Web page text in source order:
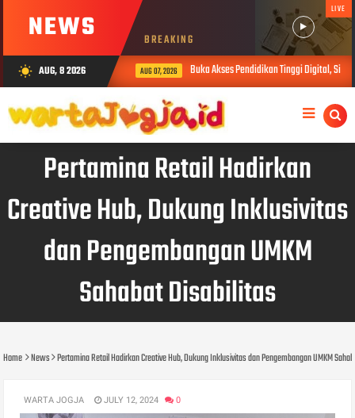
NEWS BREAKING
LIVE
wb_sunny AUG, 8 2026 AUG 07, 2026 Buka Akses Pendidikan Tinggi Digital,
Pertamina Retail Hadirkan
Creative Hub, Dukung Inklusivitas
dan Pengembangan UMKM
Sahabat Disabilitas
Home News Pertamina Retail Hadirkan Creative Hub, Dukung Inklusivitas dan Pengembangan UMKM
WARTA JOGJA JULY 12, 2024 0